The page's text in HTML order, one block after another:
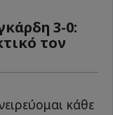
3-0:
τον